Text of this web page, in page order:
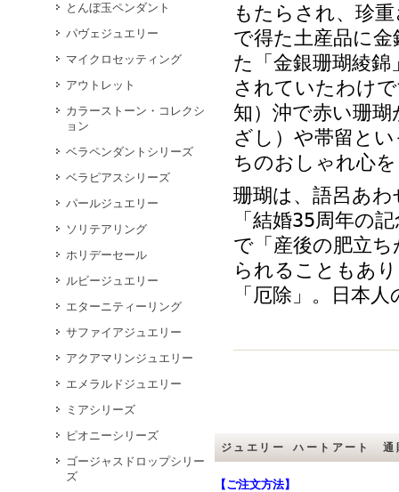
とんぼ玉ペンダント
パヴェジュエリー
マイクロセッティング
アウトレット
カラーストーン・コレクシ
ョン
ベラペンダントシリーズ
ベラピアスシリーズ
パールジュエリー
ソリテアリング
ホリデーセール
ルビージュエリー
エターニティーリング
サファイアジュエリー
アクアマリンジュエリー
エメラルドジュエリー
ミアシリーズ
ピオニーシリーズ
ゴージャスドロップシリー
ズ
もたらされ、珍
で得た土産品に
た「金銀珊瑚綾
されていたわけ
知）沖で赤い珊
ざし）や帯留と
ちのおしゃれ心
珊瑚は、語呂あ
「結婚35周年の
で「産後の肥立
られることもあ
「厄除」。日本
ジュエリー ハートアート 通
【ご注文方法】